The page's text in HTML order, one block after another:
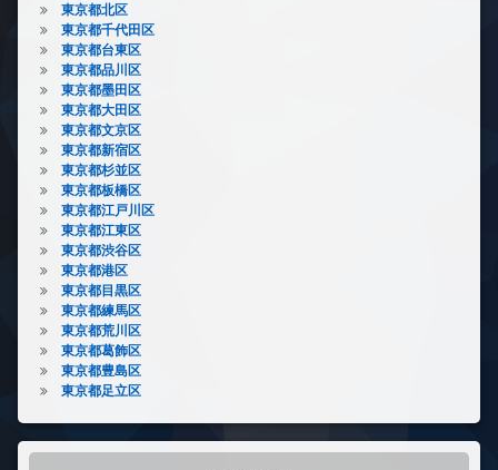
東京都北区
東京都千代田区
東京都台東区
東京都品川区
東京都墨田区
東京都大田区
東京都文京区
東京都新宿区
東京都杉並区
東京都板橋区
東京都江戸川区
東京都江東区
東京都渋谷区
東京都港区
東京都目黒区
東京都練馬区
東京都荒川区
東京都葛飾区
東京都豊島区
東京都足立区